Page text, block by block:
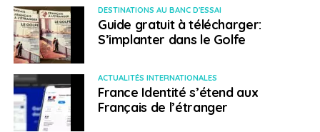
fiscalité ou l’éducation. Malheureusement, la parution
de ce trimestriel a été brutalement arrêtée après 94
ans d’existence.
> Adhésion
Le prix de l’adhésion est en moyenne de 50 euros, mais
il peut varier d’un pays à un autre. Adhérer à l’UFE offre
DESTINATIONS AU BANC D'ESSAI
Guide gratuit à télécharger:
S’implanter dans le Golfe
ACTUALITÉS INTERNATIONALES
France Identité s’étend aux
Français de l’étranger